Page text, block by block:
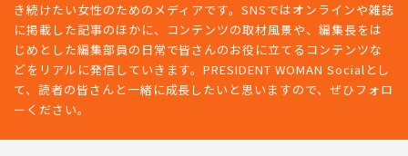
き続けたい女性のためのメディアです。SNSではオンラインや雑誌
に掲載した記事のほかに、コンテンツの取材風景や、編集長をは
じめとした編集部員の日常で皆さんのお役に立てるコンテンツな
どをリアルに発信していきます。PRESIDENT WOMAN Socialとし
て、読者の皆さんと一緒に成長したいと思いますので、ぜひフォロ
ーください。